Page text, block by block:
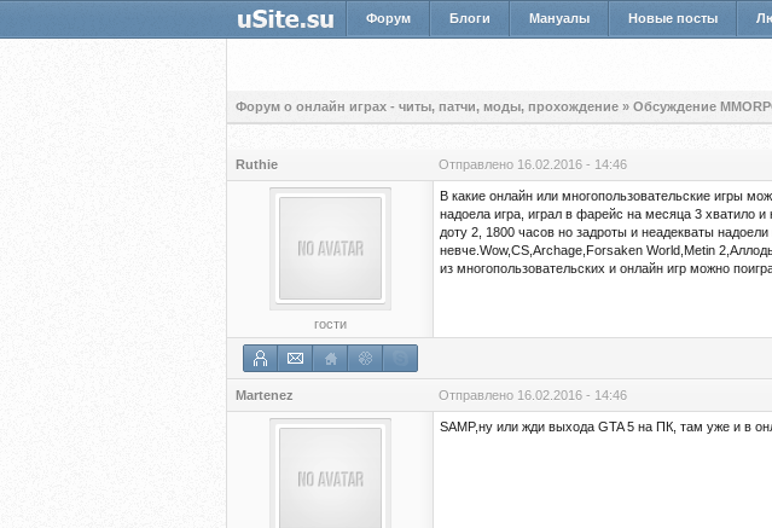
Форум Блоги Мануалы Новые посты
Форум о онлайн играх - читы, патчи, моды, прохождение » Обсуждение
Ruthie Отправлено 16.02.2016 - 14:46
гости
В какие онлайн или многопользовательские игры
надоела игра, играл в фарейс на месяца 3 хватило
доту 2, 1800 часов но задроты и неадекваты
невче.Wow,CS,Archage,Forsaken World,Metin
из многопользовательских и онлайн игр можно
Martenez Отправлено 16.02.2016 - 14:46
SAMP,ну или жди выхода GTA 5 на ПК, там уже и в